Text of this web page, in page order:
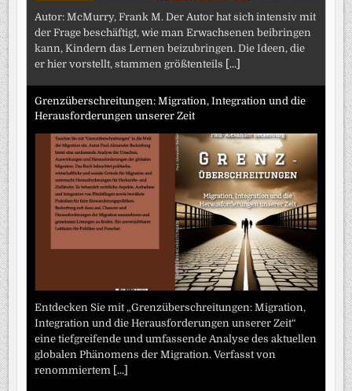
Autor: McMurry, Frank M. Der Autor hat sich intensiv mit
der Frage beschäftigt, wie man Erwachsenen beibringen
kann, Kindern das Lernen beizubringen. Die Ideen, die
er hier vorstellt, stammen größtenteils [...]
Grenzüberschreitungen: Migration, Integration und die
Herausforderungen unserer Zeit
Entdecken Sie mit „Grenzüberschreitungen: Migration,
Integration und die Herausforderungen unserer Zeit“
eine tiefgreifende und umfassende Analyse des aktuellen
globalen Phänomens der Migration. Verfasst von
renommiertem [...]